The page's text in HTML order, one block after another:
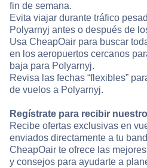
fin de semana.
Evita viajar durante tráfico
Polyarnyj antes o después de
Usa CheapOair para buscar
en los aeropuertos cercanos
baja para Polyarnyj.
Revisa las fechas “flexibles”
de vuelos a Polyarnyj.
Regístrate para recibir
Recibe ofertas exclusivas en
enviados directamente a tu
CheapOair te ofrece las
y consejos para ayudarte a